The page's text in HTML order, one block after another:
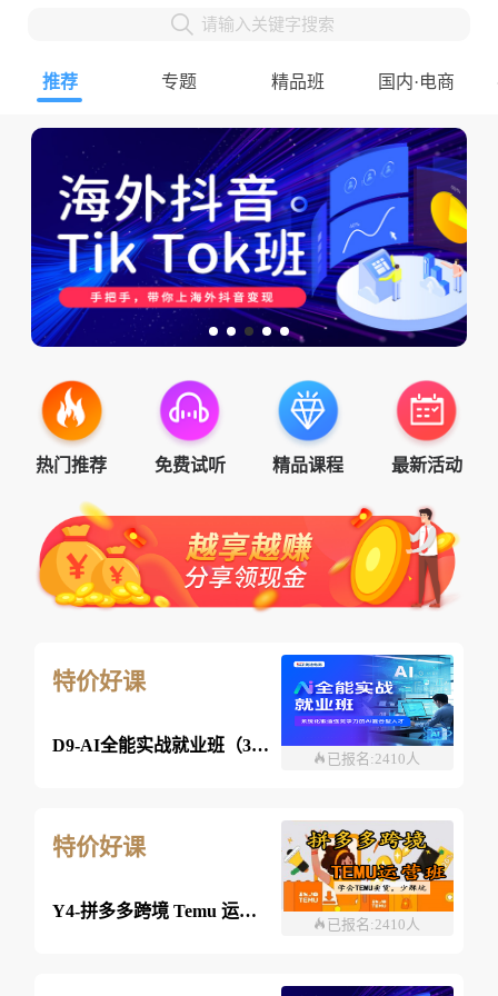
请输入关键字搜索
推荐 专题 精品班 国内·电商
热门推荐 免费试听 精品课程 最新活动
特价好课
D9-AI全能实战就业班（360课时）
已报名:2410人
特价好课
Y4-拼多多跨境 Temu 运营班-26年08月08日（双师）
已报名:2410人